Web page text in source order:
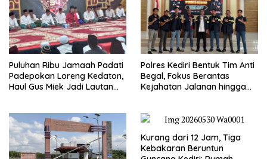
Puluhan Ribu Jamaah Padati
Padepokan Loreng Kedaton,
Haul Gus Miek Jadi Lautan
Polres Kediri Bentuk Tim Anti
Begal, Fokus Berantas
Kejahatan Jalanan hingga
Kurang dari 12 Jam, Tiga
Kebakaran Beruntun